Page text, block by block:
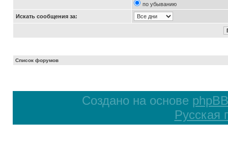
по убыванию
Искать сообщения за:
Список форумов
Создано на основе phpBB
Русская